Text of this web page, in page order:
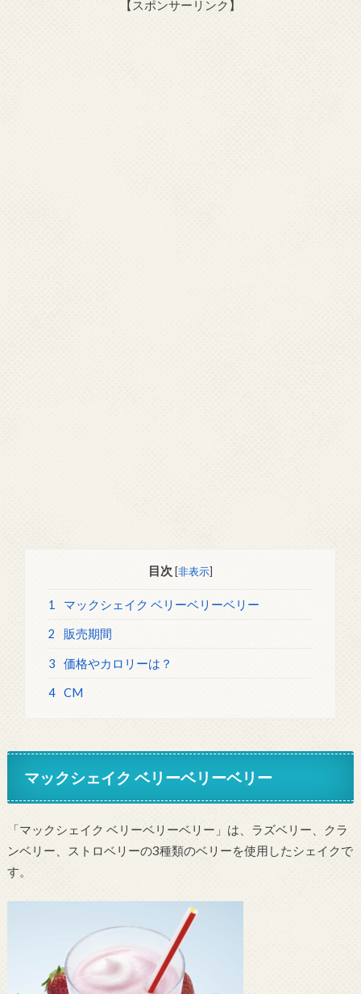
【スポンサーリンク】
目次 [非表示]
1 マックシェイク ベリーベリーベリー
2 販売期間
3 価格やカロリーは？
4 CM
マックシェイク ベリーベリーベリー
「マックシェイク ベリーベリーベリー」は、ラズベリー、クラ
ンベリー、ストロベリーの3種類のベリーを使用したシェイクで
す。